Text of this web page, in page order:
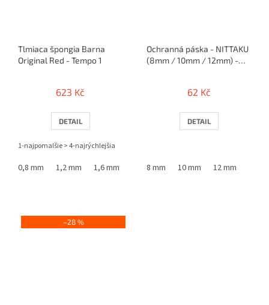
Tlmiaca špongia Barna
Original Red - Tempo 1
623 Kč
DETAIL
1-najpomalšie > 4-najrýchlejšia
0,8 mm 1,2 mm 1,6 mm
Ochranná páska - NITTAKU
(8mm / 10mm / 12mm) -
62 Kč
DETAIL
8 mm 10 mm 12 mm
–28 %